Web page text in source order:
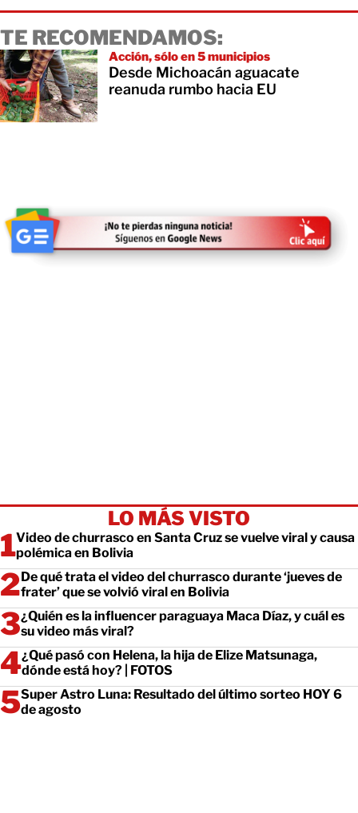
TE RECOMENDAMOS:
Acción, sólo en 5 municipios
Desde Michoacán aguacate
reanuda rumbo hacia EU
LO MÁS VISTO
Video de churrasco en Santa Cruz se vuelve viral y causa
polémica en Bolivia
De qué trata el video del churrasco durante ‘jueves de
frater’ que se volvió viral en Bolivia
¿Quién es la influencer paraguaya Maca Díaz, y cuál es
su video más viral?
¿Qué pasó con Helena, la hija de Elize Matsunaga,
dónde está hoy? | FOTOS
Super Astro Luna: Resultado del último sorteo HOY 6
de agosto